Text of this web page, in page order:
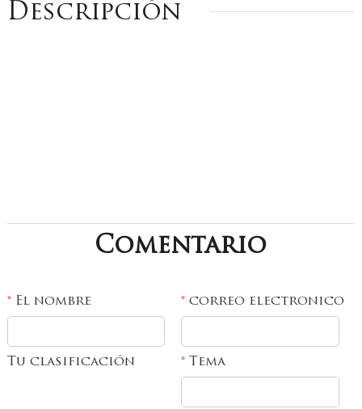
Descripción
Comentario
*El nombre *correo electronico
Tu clasificación *Tema